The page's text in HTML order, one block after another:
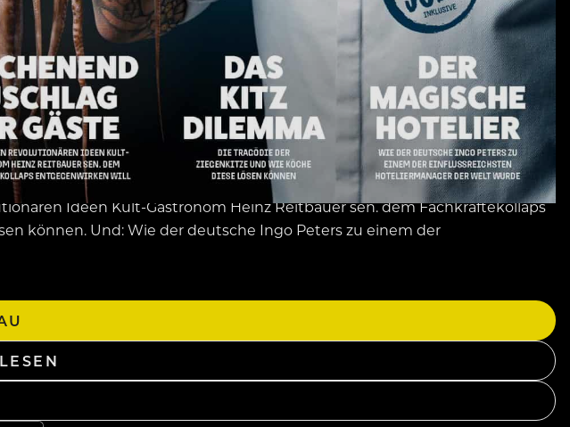
Ideen Kult-Gastronom Heinz Reitbauer sen. dem Fachkräftekollaps
können. Und: Wie der deutsche Ingo Peters zu einem der